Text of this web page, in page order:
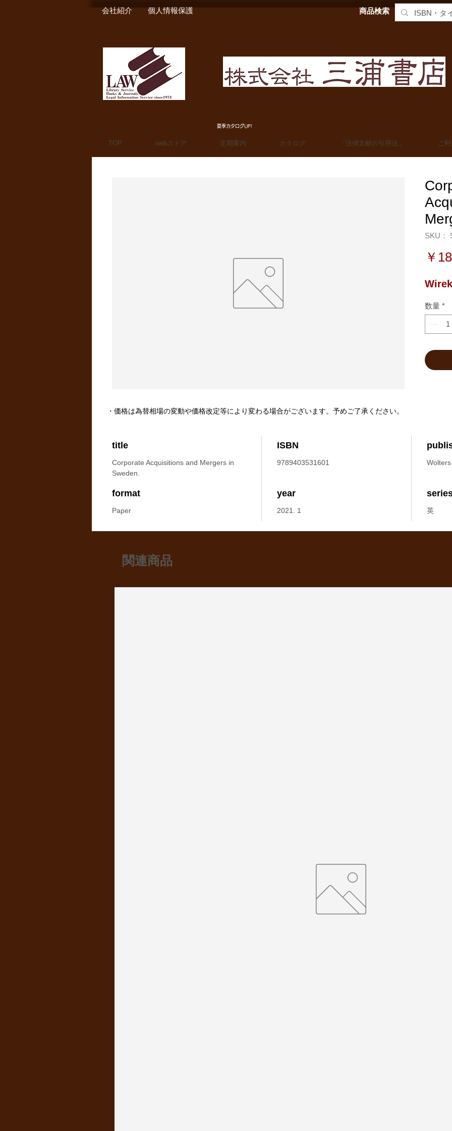
会社紹介 個人情報保護 商品検索
夏季カタログUP!
TOP webストア 定期案内 カタログ 「法律文献の引用法」 ご
SKU：
￥
数量 *
title
Corporate Acquisitions and Mergers in
Sweden.
ISBN
9789403531601
format
Paper
year
2021. 1 英
・価格は為替相場の変動や価格改定等により変わる場合がございます。予めご了承ください。
関連商品